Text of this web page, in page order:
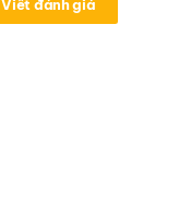
Viết đánh giá